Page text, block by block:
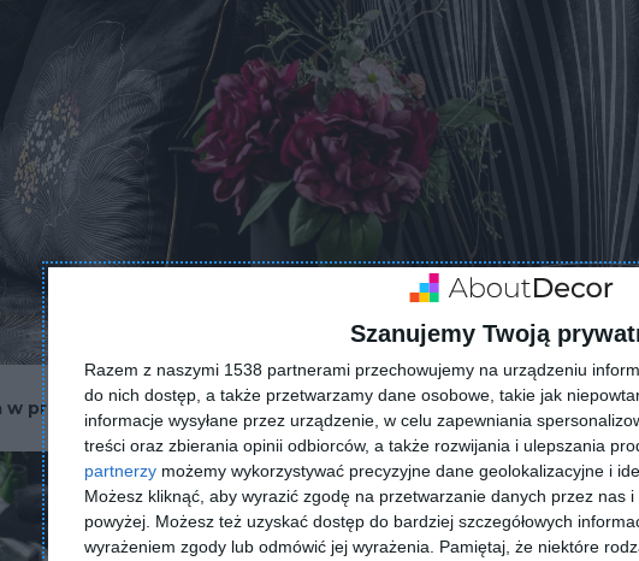
Szanujemy Twoją
Razem z naszymi 1538 partnerami przechowujemy na urządzeniu
do nich dostęp, a także przetwarzamy dane osobowe, takie jak
informacje wysyłane przez urządzenie, w celu zapewniania
treści oraz zbierania opinii odbiorców, a także rozwijania i ulepszania
partnerzy możemy wykorzystywać precyzyjne dane geolokalizacyjne i
Możesz kliknąć, aby wyrazić zgodę na przetwarzanie danych przez nas
powyżej. Możesz też uzyskać dostęp do bardziej szczegółowych
wyrażeniem zgody lub odmówić jej wyrażenia.
Pamiętaj, że niektóre
w projekcie:Sypialnia w kolorze czarnym